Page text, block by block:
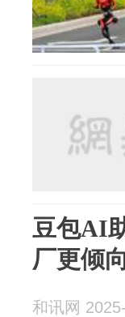
豆包AI
厂更倾
和讯网